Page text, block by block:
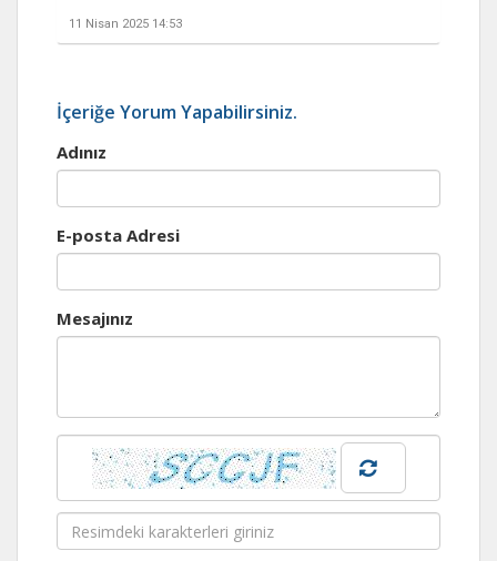
11 Nisan 2025 14:53
İçeriğe Yorum Yapabilirsiniz.
Adınız
E-posta Adresi
Mesajınız